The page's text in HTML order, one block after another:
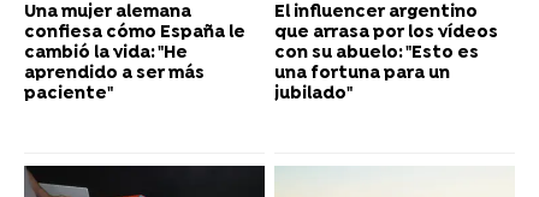
Una mujer alemana
confiesa cómo España le
cambió la vida: "He
aprendido a ser más
paciente"
El influencer argentino
que arrasa por los vídeos
con su abuelo: "Esto es
una fortuna para un
jubilado"